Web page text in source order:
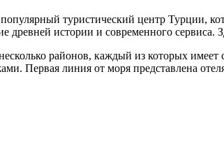
туристический центр Турции,
древней истории и современного
районов, каждый из которых
Первая линия от моря представлена